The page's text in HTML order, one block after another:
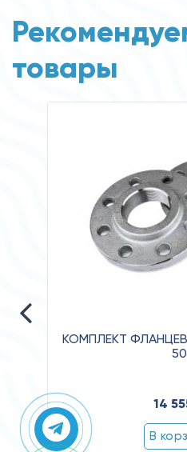
товары
КОМПЛЕКТ
50
14
В